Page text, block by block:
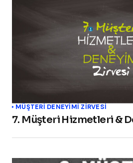
MÜŞTERİ DENEYİMİ ZİRVESİ
7. Müşteri Hizmetleri &